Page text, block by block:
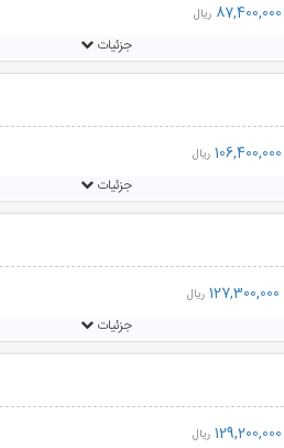
87,400,000 ریال
جزئیات
106,400,000 ریال
جزئیات
127,300,000 ریال
جزئیات
129,200,000 ریال